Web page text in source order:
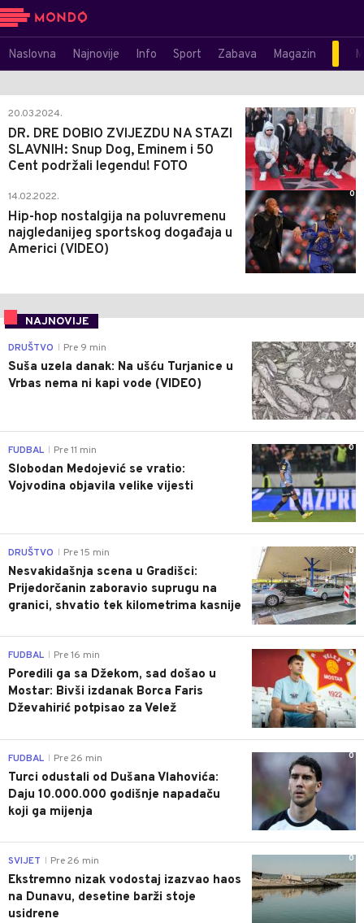
Naslovna Najnovije Info Sport Zabava Magazin
20.03.2024.
DR. DRE DOBIO ZVIJEZDU NA STAZI
SLAVNIH: Snup Dog, Eminem i 50
Cent podržali legendu! FOTO
0
14.02.2022.
Hip-hop nostalgija na poluvremenu
najgledanijeg sportskog događaja u
Americi (VIDEO)
0
NAJNOVIJE
0
DRUŠTVO Pre 9 min
Suša uzela danak: Na ušću Turjanice u
Vrbas nema ni kapi vode (VIDEO)
0
FUDBAL Pre 11 min
Slobodan Medojević se vratio:
Vojvodina objavila velike vijesti
0
DRUŠTVO Pre 15 min
Nesvakidašnja scena u Gradišci:
Prijedorčanin zaboravio suprugu na
granici, shvatio tek kilometrima kasnije
0
FUDBAL Pre 16 min
Poredili ga sa Džekom, sad došao u
Mostar: Bivši izdanak Borca Faris
Dževahirić potpisao za Velež
0
FUDBAL Pre 26 min
Turci odustali od Dušana Vlahovića:
Daju 10.000.000 godišnje napadaču
koji ga mijenja
0
SVIJET Pre 26 min
Ekstremno nizak vodostaj izazvao haos
na Dunavu, desetine barži stoje
usidrene